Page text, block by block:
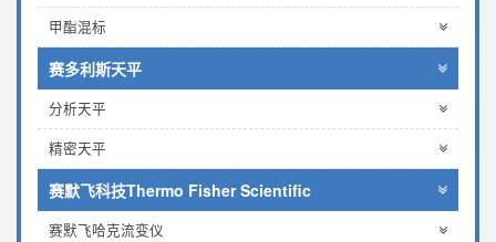
甲酯混标
赛多利斯天平
分析天平
精密天平
赛默飞科技Thermo Fisher Scientific
赛默飞哈克流变仪